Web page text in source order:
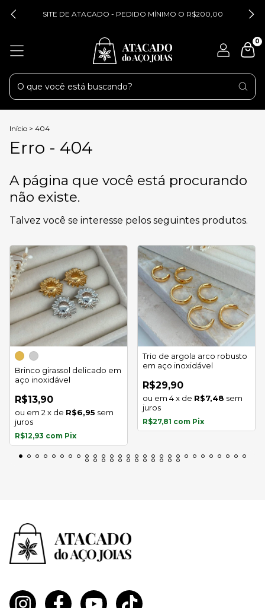
SITE DE ATACADO - PEDIDO MÍNIMO O R$200,00
0
Início > 404
Erro - 404
A página que você está procurando
não existe.
Talvez você se interesse pelos seguintes produtos.
Brinco girassol delicado em
aço inoxidável
R$13,90
2 x de R$6,95 sem
juros
R$12,93 com Pix
Trio de argola arco robusto
em aço inoxidável
R$29,90
4x de R$7,48 sem
juros
R$27,81 com Pix